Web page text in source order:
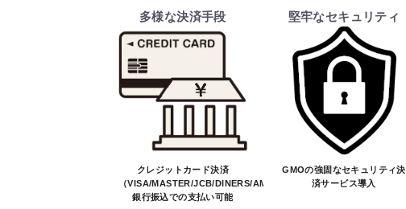
多様な決済手段
クレジットカード決済
（VISA/MASTER/JCB/DINERS/AMEX）、
銀行振込での支払い可能
堅牢なセキュリティ
GMOの強固なセキュリティ決
済サービス導入